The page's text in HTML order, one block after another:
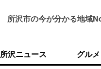
所沢市の今が分かる地域
所沢ニュース グルメ